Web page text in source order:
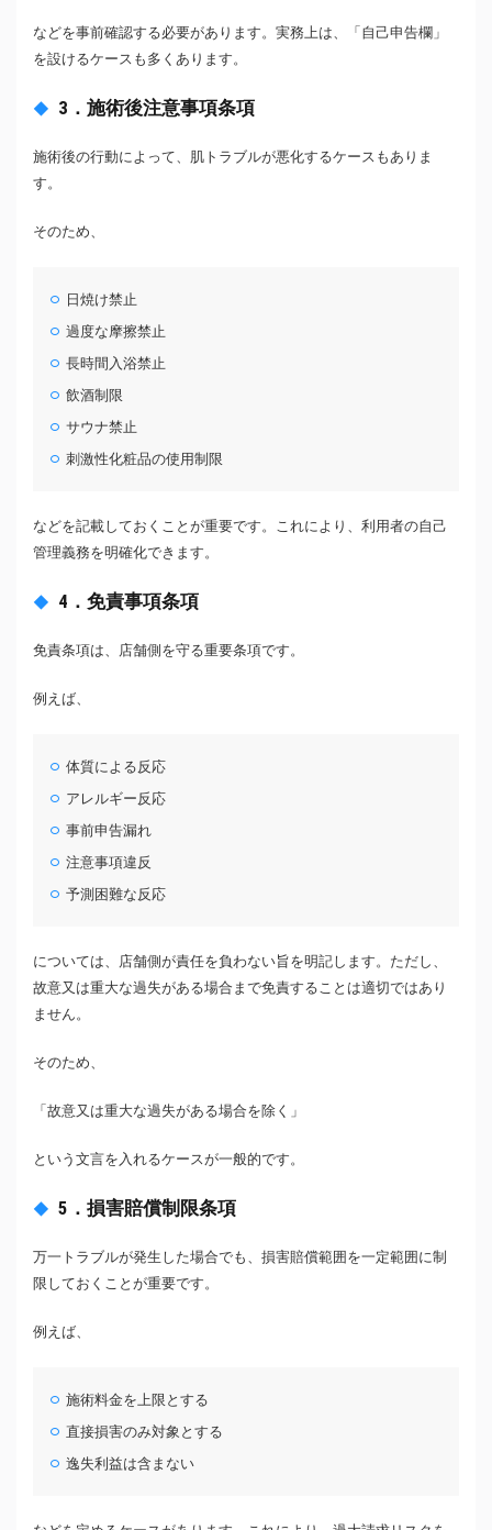
などを事前確認する必要があります。実務上は、「自己申告欄」
を設けるケースも多くあります。
3．施術後注意事項条項
施術後の行動によって、肌トラブルが悪化するケースもありま
す。
そのため、
日焼け禁止
過度な摩擦禁止
長時間入浴禁止
飲酒制限
サウナ禁止
刺激性化粧品の使用制限
などを記載しておくことが重要です。これにより、利用者の自己
管理義務を明確化できます。
4．免責事項条項
免責条項は、店舗側を守る重要条項です。
例えば、
体質による反応
アレルギー反応
事前申告漏れ
注意事項違反
予測困難な反応
については、店舗側が責任を負わない旨を明記します。ただし、
故意又は重大な過失がある場合まで免責することは適切ではあり
ません。
そのため、
「故意又は重大な過失がある場合を除く」
という文言を入れるケースが一般的です。
5．損害賠償制限条項
万一トラブルが発生した場合でも、損害賠償範囲を一定範囲に制
限しておくことが重要です。
例えば、
施術料金を上限とする
直接損害のみ対象とする
逸失利益は含まない